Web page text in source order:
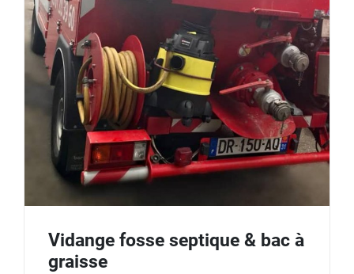
Vidange fosse septique & bac à
graisse